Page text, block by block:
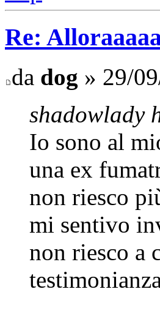
Re:
da dog » 29/
shadowlady
Io sono al
una ex
non riesco
mi sentivo
non riesco a